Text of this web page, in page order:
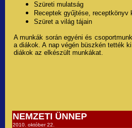
Szüreti mulatság
Receptek gyűjtése, receptkönyv
Szüret a világ tájain
A munkák során egyéni és
a diákok. A nap végén büszkén tették
diákok az elkészült munkákat.
NEMZETI ÜNNEP
2010. október 22.